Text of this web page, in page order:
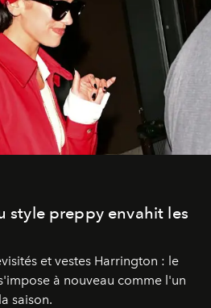
style preppy envahit les
et vestes Harrington : le
à nouveau comme l'un
saison.